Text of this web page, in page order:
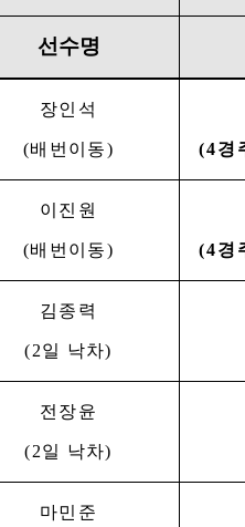
선수명
장인석
(배번이동) (4경
이진원
(배번이동) (4경
김종력
(2일 낙차)
전장윤
(2일 낙차)
마민준